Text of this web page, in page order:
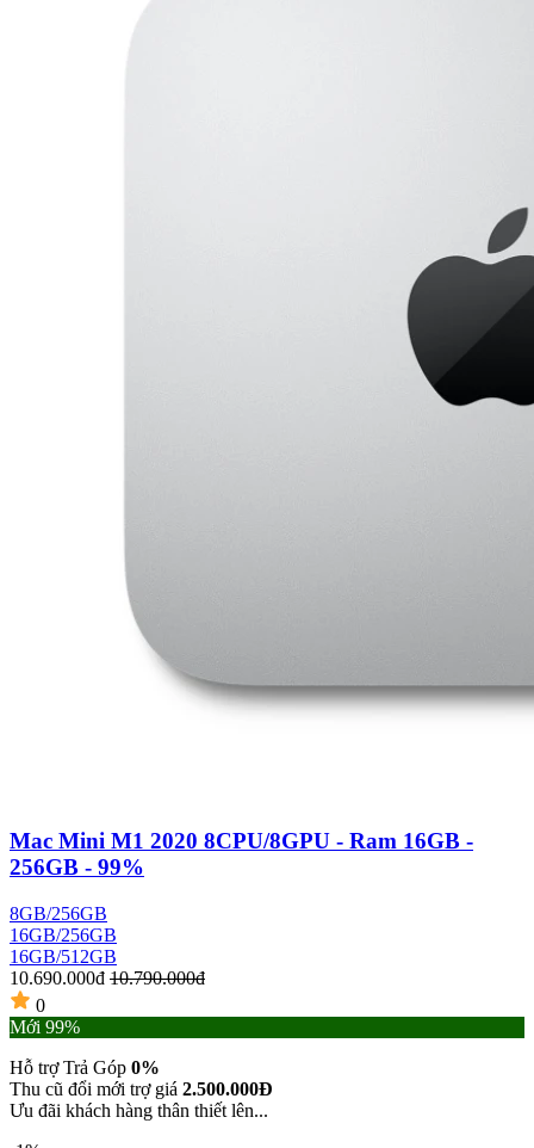
Mac Mini M1 2020 8CPU/8GPU - Ram 16GB -
256GB - 99%
8GB/256GB
16GB/256GB
16GB/512GB
10.690.000đ 10.790.000đ
0
Mới 99%
Hỗ trợ Trả Góp 0%
Thu cũ đổi mới trợ giá 2.500.000Đ
Ưu đãi khách hàng thân thiết lên...